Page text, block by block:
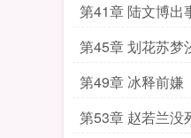
第41章 陆文博出
第45章 划花苏梦
第49章 冰释前嫌
第53章 赵若兰没